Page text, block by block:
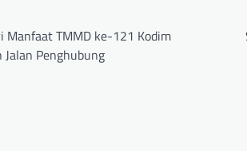
Manfaat TMMD ke-121 Kodim
Penghubung